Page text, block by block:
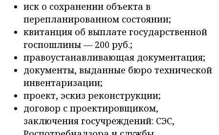
иск о сохранении объекта в
перепланированном состоянии;
квитанция об выплате государственной
госпошлины — 200 руб.;
правоустанавливающая документация;
документы, выданные бюро технической
инвентаризации;
проект, эскиз реконструкции;
договор с проектировщиком,
заключения госучреждений: СЭС,